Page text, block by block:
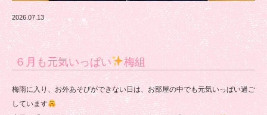
2026.07.13
６月も元気いっぱい 梅組
梅雨に入り、お外あそびができない日は、お部屋の中でも元気いっぱい過ご
しています